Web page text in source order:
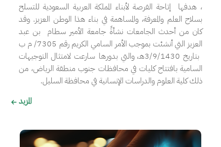
، هدفها إتاحة الفرصة لأبناء المملكة العربية السعودية للتسلح
بسلاح العلم والمعرفة، والمساهمة في بناء هذا الوطن العزيز. وقد
كان من أحدث الجامعات نشأةً جامعة الأمير سطام بن عبد
العزيز التي أنشئت بموجب الأمر السامي الكريم رقم 7305/ م ب
بتاريخ 3/9/1430هـ، والتي بدورها سارعت لامتثال التوجيهات
السامية بافتتاح كليات في محافظات جنوب منطقة الرياض، من
ذلك كلية العلوم والدراسات الإنسانية في محافظة السليل.
المزيد
الصورة